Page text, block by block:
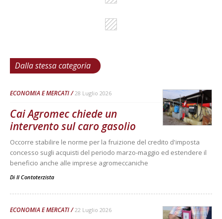
Dalla stessa categoria
ECONOMIA E MERCATI 28 Luglio 2026
Cai Agromec chiede un
intervento sul caro gasolio
Occorre stabilire le norme per la fruizione del credito d'imposta
concesso sugli acquisti del periodo marzo-maggio ed estendere il
beneficio anche alle imprese agromeccaniche
Di Il Contoterzista
ECONOMIA E MERCATI 22 Luglio 2026